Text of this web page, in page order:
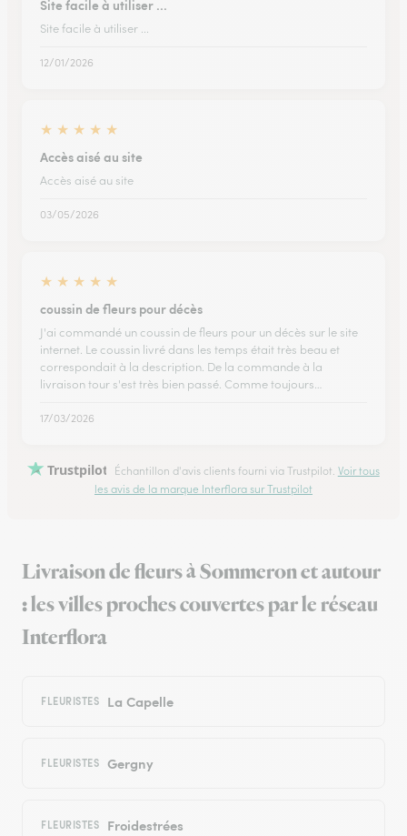
Site facile à utiliser ...
Site facile à utiliser ...
12/01/2026
★ ★ ★ ★ ★
Accès aisé au site
Accès aisé au site
03/05/2026
★ ★ ★ ★ ★
coussin de fleurs pour décès
J'ai commandé un coussin de fleurs pour un décès sur le site
internet. Le coussin livré dans les temps était très beau et
correspondait à la description. De la commande à la
livraison tour s'est très bien passé. Comme toujours…
17/03/2026
Trustpilot Échantillon d'avis clients fourni via Trustpilot. Voir tous
les avis de la marque Interflora sur Trustpilot
Livraison de fleurs à Sommeron et autour
: les villes proches couvertes par le réseau
Interflora
FLEURISTES La Capelle
FLEURISTES Gergny
FLEURISTES Froidestrées